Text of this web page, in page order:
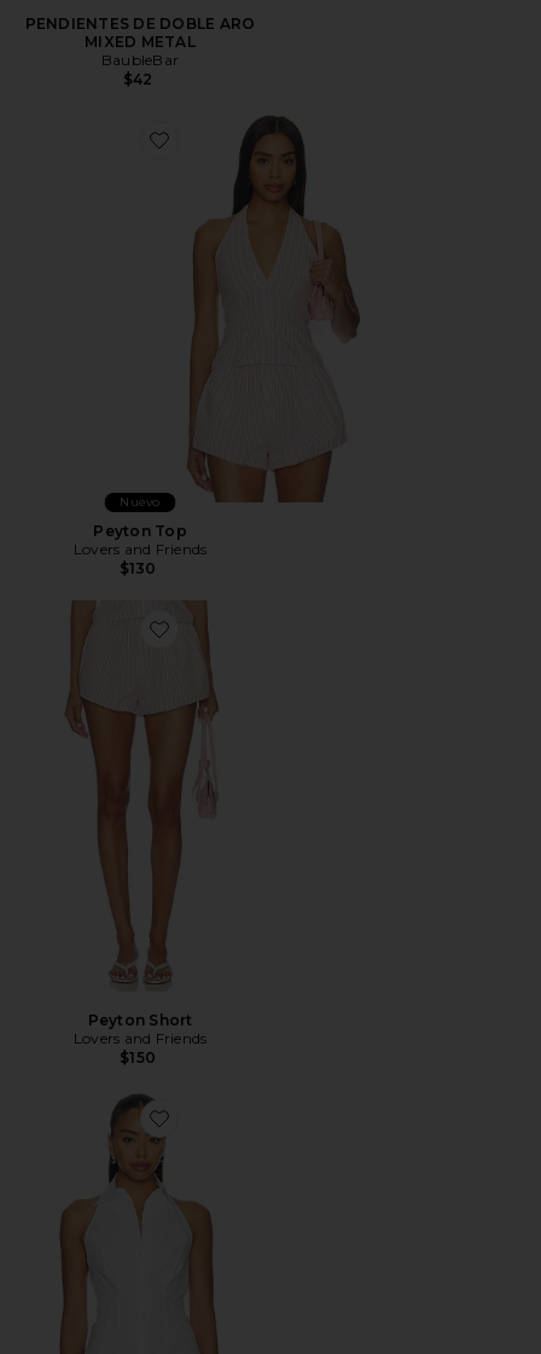
PENDIENTES DE DOBLE ARO
MIXED METAL
BaubleBar
$42
Favorite Peyton Top
Nuevo
Peyton Top
Lovers and Friends
$130
Favorite Peyton Short
Peyton Short
Lovers and Friends
$150
Favorite The Behind The Bow Top